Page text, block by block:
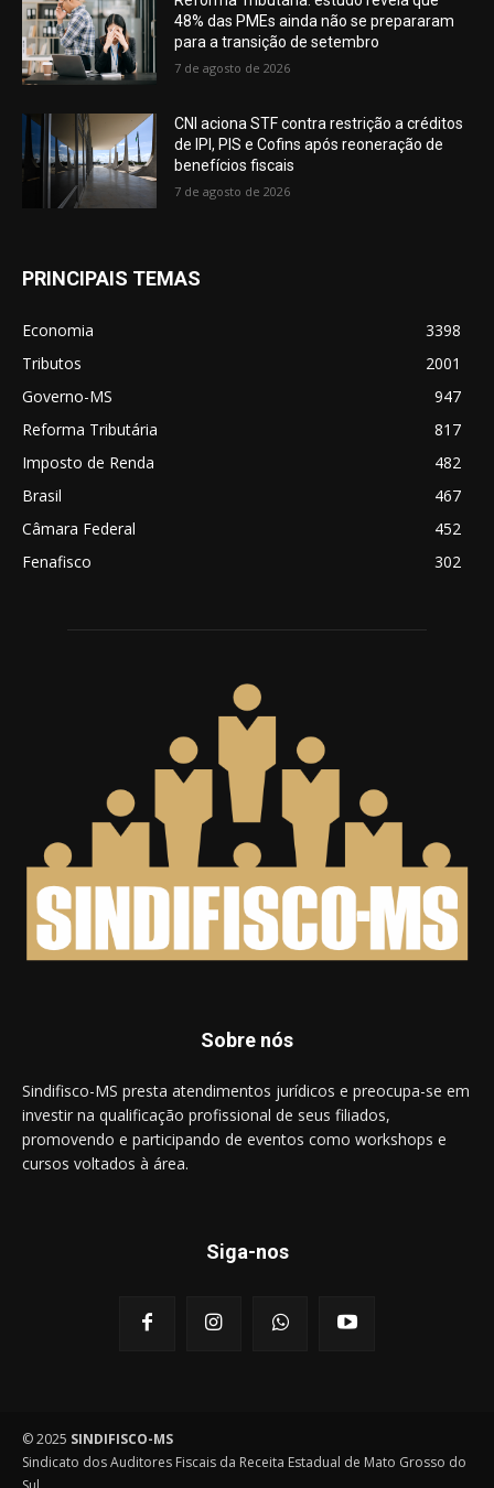
48% das PMEs ainda não se prepararam
para a transição de setembro
7 de agosto de 2026
CNI aciona STF contra restrição a créditos
de IPI, PIS e Cofins após reoneração de
benefícios fiscais
7 de agosto de 2026
PRINCIPAIS TEMAS
Economia
3398
Tributos
2001
Governo-MS
947
Reforma Tributária
817
Imposto de Renda
482
Brasil
467
Câmara Federal
452
Fenafisco
302
Sobre nós
Sindifisco-MS presta atendimentos jurídicos e preocupa-se em
investir na qualificação profissional de seus filiados,
promovendo e participando de eventos como workshops e
cursos voltados à área.
Siga-nos
© 2025 SINDIFISCO-MS
Sindicato dos Auditores Fiscais da Receita Estadual de Mato Grosso do